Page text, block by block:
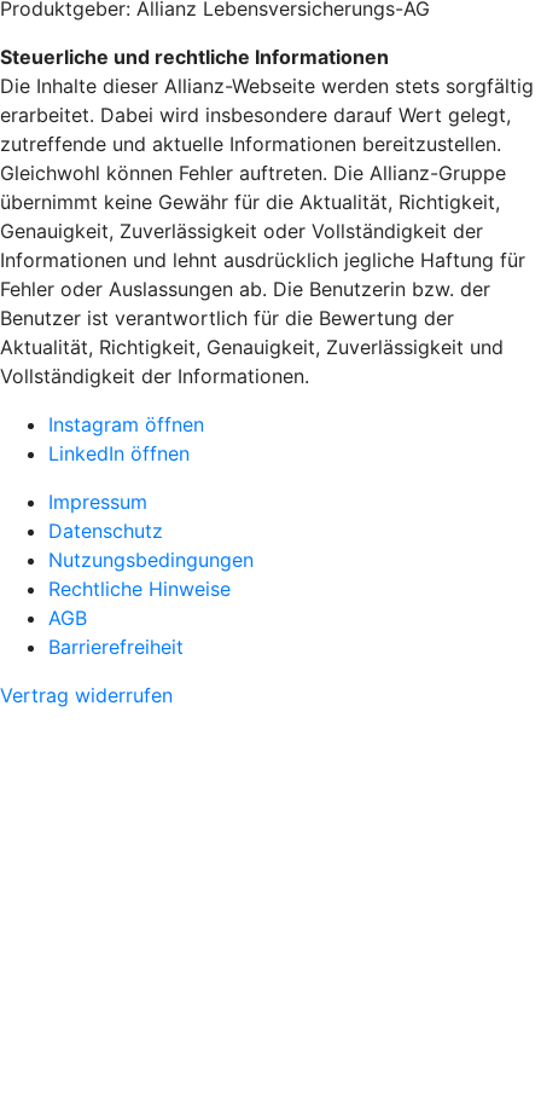
Produktgeber: Allianz Lebensversicherungs-AG
Steuerliche und rechtliche Informationen
Die Inhalte dieser Allianz-Webseite werden stets sorgfältig
erarbeitet. Dabei wird insbesondere darauf Wert gelegt,
zutreffende und aktuelle Informationen bereitzustellen.
Gleichwohl können Fehler auftreten. Die Allianz-Gruppe
übernimmt keine Gewähr für die Aktualität, Richtigkeit,
Genauigkeit, Zuverlässigkeit oder Vollständigkeit der
Informationen und lehnt ausdrücklich jegliche Haftung für
Fehler oder Auslassungen ab. Die Benutzerin bzw. der
Benutzer ist verantwortlich für die Bewertung der
Aktualität, Richtigkeit, Genauigkeit, Zuverlässigkeit und
Vollständigkeit der Informationen.
Instagram öffnen
LinkedIn öffnen
Impressum
Datenschutz
Nutzungsbedingungen
Rechtliche Hinweise
AGB
Barrierefreiheit
Vertrag widerrufen